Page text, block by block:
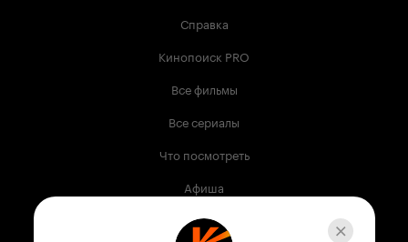
Справка
Кинопоиск PRO
Все фильмы
Все сериалы
Что посмотреть
Афиша
Музыка